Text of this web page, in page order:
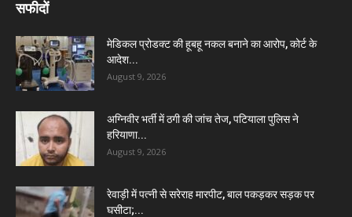
सफीदों
मेडिकल प्रोडक्ट की हूबहू नकल बनाने का आरोप, कोर्ट के
आदेश...
August 9, 2026
अग्निवीर भर्ती में ठगी की जांच तेज, पटियाला पुलिस ने
हरियाणा...
August 9, 2026
रेवाड़ी में पत्नी से सरेराह मारपीट, बाल पकड़कर सड़क पर
घसीटा;...